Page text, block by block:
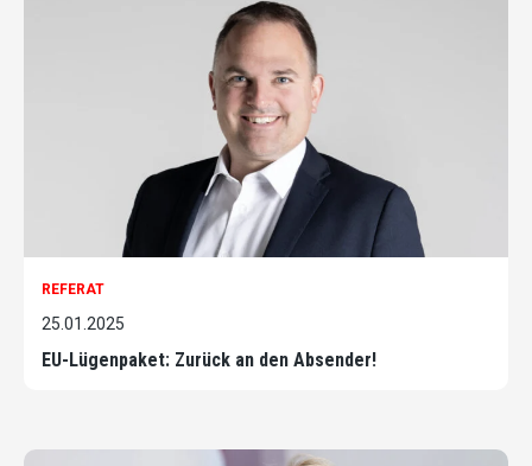
REFERAT
25.01.2025
EU-Lügenpaket: Zurück an den Absender!